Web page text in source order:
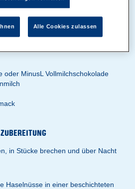
20 min
ca. 15 min
oder MinusL Vollmilchschokolade
ZUBEREITUNG
in Stücke brechen und über Nacht
Haselnüsse in einer beschichteten
Alle Cookies zulassen